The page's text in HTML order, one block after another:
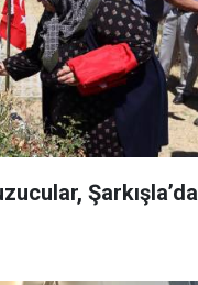
Şarkışla’da